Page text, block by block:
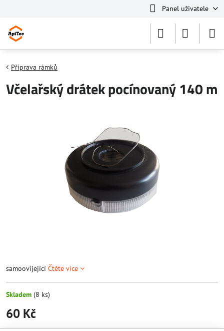
Panel uživatele
Příprava rámků
Včelařský drátek pocínovaný 140 m
samoovíjející Čtěte více
Skladem (8 ks)
60 Kč